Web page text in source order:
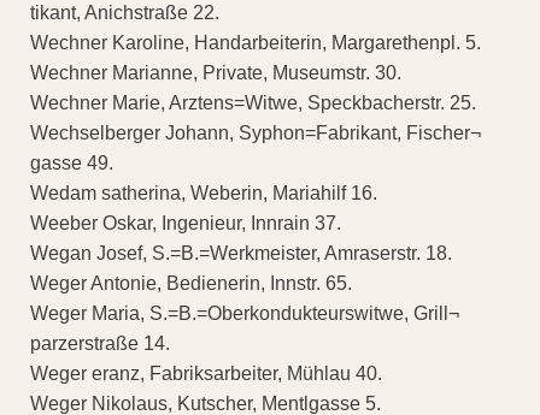
tikant, Anichstraße 22.
Wechner Karoline, Handarbeiterin, Margarethenpl. 5.
Wechner Marianne, Private, Museumstr. 30.
Wechner Marie, Arztens=Witwe, Speckbacherstr. 25.
Wechselberger Johann, Syphon=Fabrikant, Fischer¬
gasse 49.
Wedam satherina, Weberin, Mariahilf 16.
Weeber Oskar, Ingenieur, Innrain 37.
Wegan Josef, S.=B.=Werkmeister, Amraserstr. 18.
Weger Antonie, Bedienerin, Innstr. 65.
Weger Maria, S.=B.=Oberkondukteurswitwe, Grill¬
parzerstraße 14.
Weger eranz, Fabriksarbeiter, Mühlau 40.
Weger Nikolaus, Kutscher, Mentlgasse 5.